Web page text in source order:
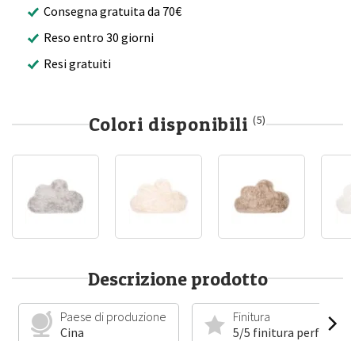
Consegna gratuita da 70€
Reso entro 30 giorni
Resi gratuiti
Colori disponibili (5)
Descrizione prodotto
Paese di produzione
Cina
Finitura
5/5 finitura perfetta